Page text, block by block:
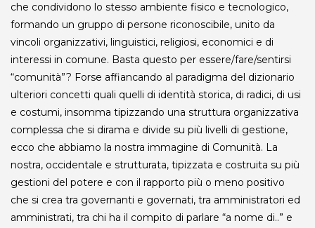
che condividono lo stesso ambiente fisico e tecnologico,
formando un gruppo di persone riconoscibile, unito da
vincoli organizzativi, linguistici, religiosi, economici e di
interessi in comune. Basta questo per essere/fare/sentirsi
“comunità”? Forse affiancando al paradigma del dizionario
ulteriori concetti quali quelli di identità storica, di radici, di usi
e costumi, insomma tipizzando una struttura organizzativa
complessa che si dirama e divide su più livelli di gestione,
ecco che abbiamo la nostra immagine di Comunità. La
nostra, occidentale e strutturata, tipizzata e costruita su più
gestioni del potere e con il rapporto più o meno positivo
che si crea tra governanti e governati, tra amministratori ed
amministrati, tra chi ha il compito di parlare “a nome di..” e